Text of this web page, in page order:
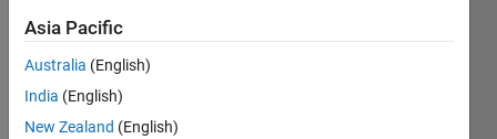
High-Speed
Prognosis」
の日本語版
です。元サ
Asia Pacific
Australia (English)
India (English)
New Zealand (English)